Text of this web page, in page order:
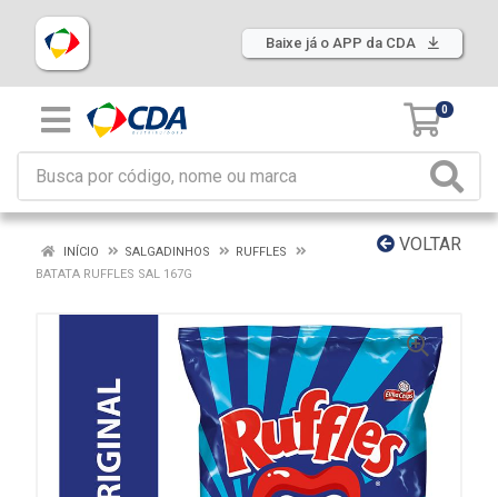
Baixe já o APP da CDA
0
VOLTAR
INÍCIO SALGADINHOS
RUFFLES
BATATA RUFFLES SAL 167G